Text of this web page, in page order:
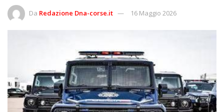
Da Redazione Dna-corse.it 16 Maggio 2026